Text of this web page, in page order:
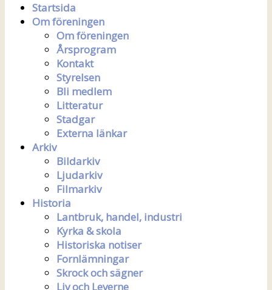
Startsida
Om föreningen
Om föreningen
Årsprogram
Kontakt
Styrelsen
Bli medlem
Litteratur
Stadgar
Externa länkar
Arkiv
Bildarkiv
Ljudarkiv
Filmarkiv
Historia
Lantbruk, handel, industri
Kyrka & skola
Historiska notiser
Fornlämningar
Skrock och sägner
Liv och Leverne